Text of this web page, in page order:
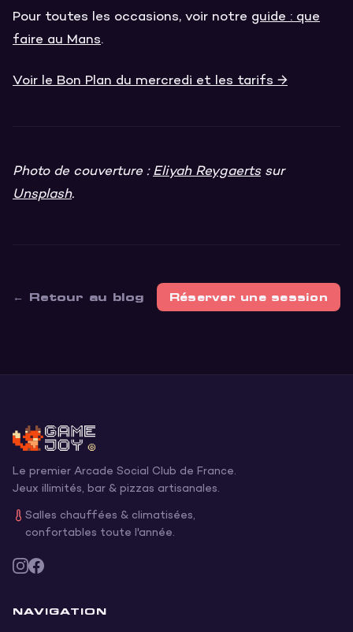
Pour toutes les occasions, voir notre guide : que
faire au Mans.
Voir le Bon Plan du mercredi et les tarifs →
Photo de couverture : Eliyah Reygaertssur
Unsplash.
← Retour au blog Réserver une session
Le premier Arcade Social Club de France.
Jeux illimités, bar & pizzas artisanales.
Salles chauffées & climatisées,
confortables toute l'année.
NAVIGATION